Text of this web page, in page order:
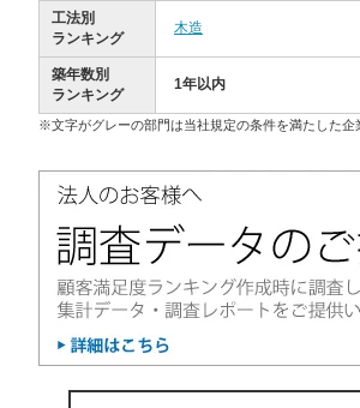
工法別
ランキング
木造
築年数別
ランキング
1年以内
※文字がグレーの部門は当社規定の条件を満たした企